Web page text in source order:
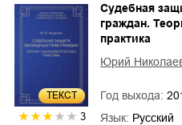
ТЕКСТ
3
Судебная
граждан.
практика
Юрий
Год выхода:
Язык: Русский